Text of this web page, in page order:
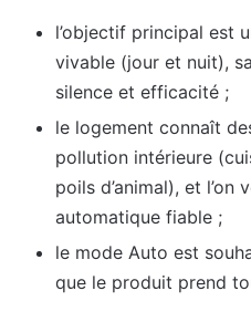
l’objectif principal est
vivable (jour et nuit),
silence et efficacité ;
le logement connaît
pollution intérieure
poils d’animal), et l’on
automatique fiable ;
le mode Auto est
que le produit prend